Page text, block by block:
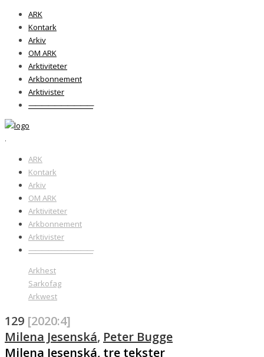
ARK
Kontark
Arkiv
OM ARK
Arktiviteter
Arkbonnement
Arktivister
——————————
.
ARK
Kontark
Arkiv
OM ARK
Arktiviteter
Arkbonnement
Arktivister
——————————
Arkhest
Sarkofag
Arkwest
129 [2020:4]
Milena Jesenská, Peter Bugge
Milena Jesenská, tre tekster